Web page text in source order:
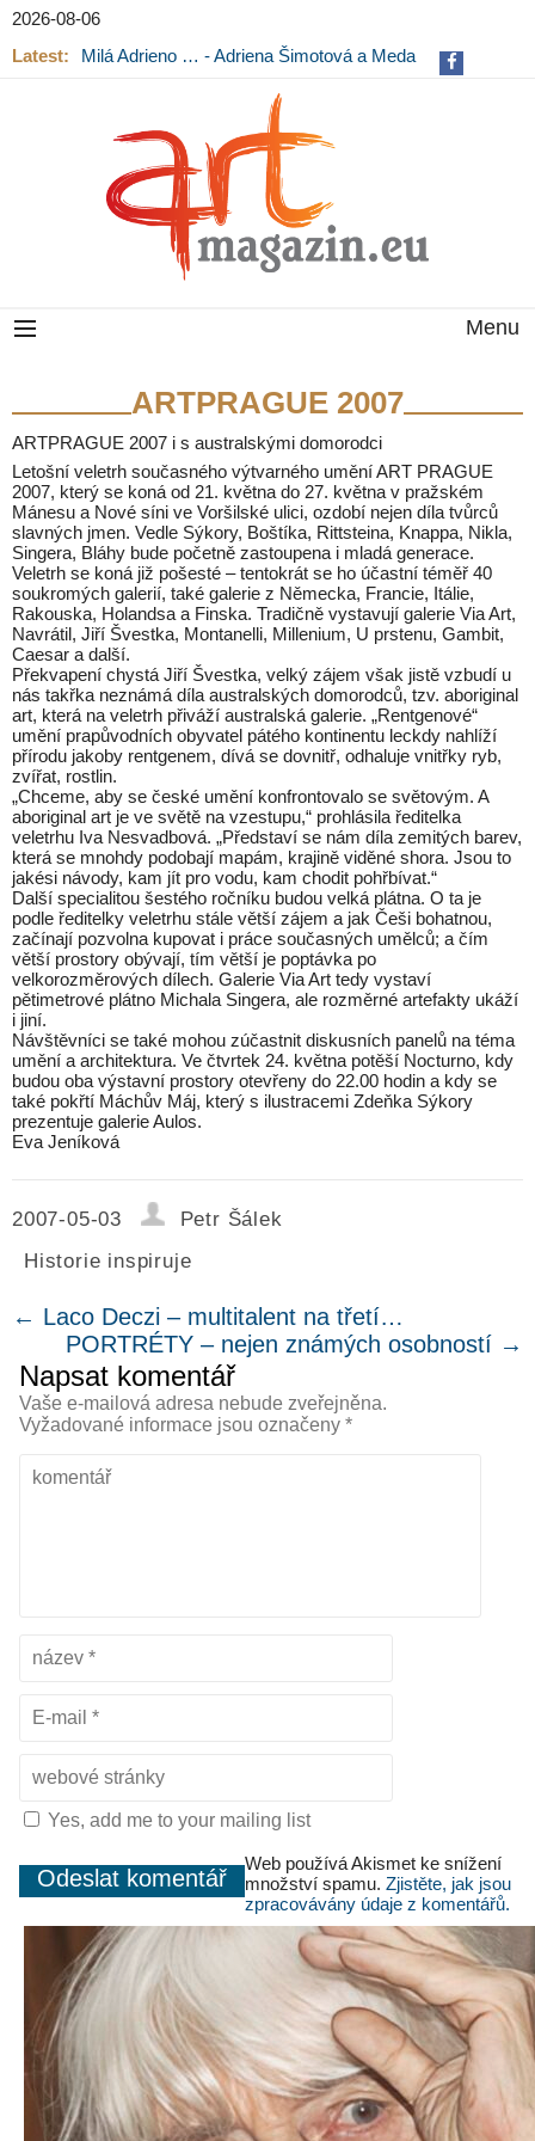
2026-08-06
Latest:
Milá Adrieno … - Adriena Šimotová a Meda
Menu
ARTPRAGUE 2007
ARTPRAGUE 2007 i s australskými domorodci
Letošní veletrh současného výtvarného umění ART PRAGUE
2007, který se koná od 21. května do 27. května v pražském
Mánesu a Nové síni ve Voršilské ulici, ozdobí nejen díla tvůrců
slavných jmen. Vedle Sýkory, Boštíka, Rittsteina, Knappa, Nikla,
Singera, Bláhy bude početně zastoupena i mladá generace.
Veletrh se koná již pošesté – tentokrát se ho účastní téměř 40
soukromých galerií, také galerie z Německa, Francie, Itálie,
Rakouska, Holandsa a Finska. Tradičně vystavují galerie Via Art,
Navrátil, Jiří Švestka, Montanelli, Millenium, U prstenu, Gambit,
Caesar a další.
Překvapení chystá Jiří Švestka, velký zájem však jistě vzbudí u
nás takřka neznámá díla australských domorodců, tzv. aboriginal
art, která na veletrh přiváží australská galerie. „Rentgenové“
umění prapůvodních obyvatel pátého kontinentu leckdy nahlíží
přírodu jakoby rentgenem, dívá se dovnitř, odhaluje vnitřky ryb,
zvířat, rostlin.
„Chceme, aby se české umění konfrontovalo se světovým. A
aboriginal art je ve světě na vzestupu,“ prohlásila ředitelka
veletrhu Iva Nesvadbová. „Představí se nám díla zemitých barev,
která se mnohdy podobají mapám, krajině viděné shora. Jsou to
jakési návody, kam jít pro vodu, kam chodit pohřbívat.“
Další specialitou šestého ročníku budou velká plátna. O ta je
podle ředitelky veletrhu stále větší zájem a jak Češi bohatnou,
začínají pozvolna kupovat i práce současných umělců; a čím
větší prostory obývají, tím větší je poptávka po
velkorozměrových dílech. Galerie Via Art tedy vystaví
pětimetrové plátno Michala Singera, ale rozměrné artefakty ukáží
i jiní.
Návštěvníci se také mohou zúčastnit diskusních panelů na téma
umění a architektura. Ve čtvrtek 24. května potěší Nocturno, kdy
budou oba výstavní prostory otevřeny do 22.00 hodin a kdy se
také pokřtí Máchův Máj, který s ilustracemi Zdeňka Sýkory
prezentuje galerie Aulos.
Eva Jeníková
2007-05-03
Petr Šálek
Historie inspiruje
← Laco Deczi – multitalent na třetí…
PORTRÉTY – nejen známých osobností →
Napsat komentář
Vaše e-mailová adresa nebude zveřejněna.
Vyžadované informace jsou označeny *
Yes, add me to your mailing list
Web používá Akismet ke snížení
množství spamu. Zjistěte, jak jsou
zpracovávány údaje z komentářů.